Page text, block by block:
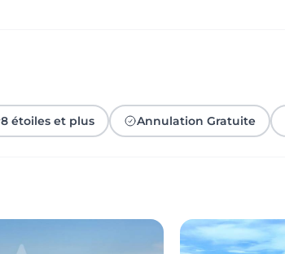
8 étoiles et plus Annulation Gratuite